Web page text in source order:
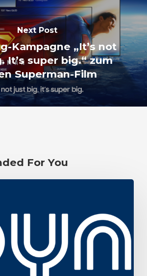
Next Post
Kampagne „It’s not
It’s super big.“ zum
Superman-Film
For You